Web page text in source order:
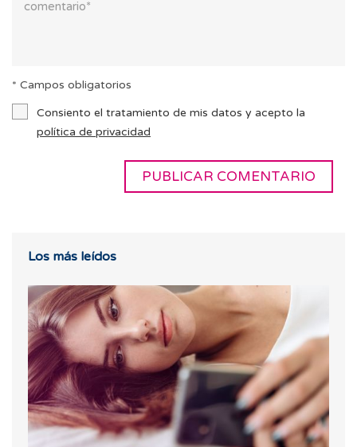
* Campos obligatorios
Consiento el tratamiento de mis datos y acepto la
política de privacidad
Los más leídos